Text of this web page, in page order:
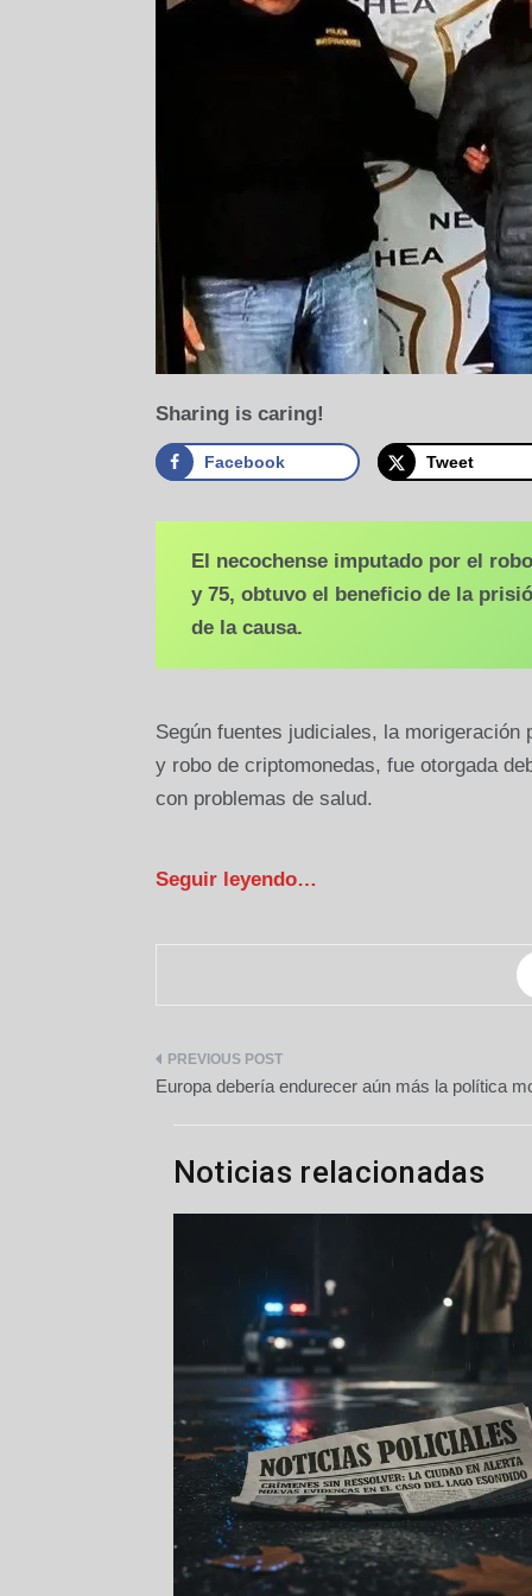
Sharing is caring!
Facebook Tweet
El necochense imputado por el
y 75, obtuvo el beneficio de la
de la causa.
Según fuentes judiciales, la
y robo de criptomonedas, fue otorgada
con problemas de salud.
Seguir leyendo…
Navegación
de
entradas
Europa debería endurecer aún más la política
Noticias relacionadas